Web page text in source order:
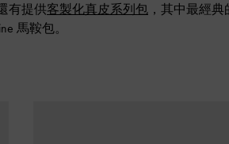
有提供客製化真皮系列包 ，其中最經
馬鞍包。